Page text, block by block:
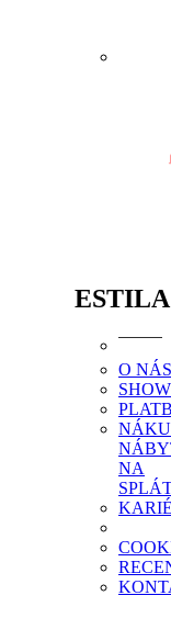
ESTILA
O NÁS
NA